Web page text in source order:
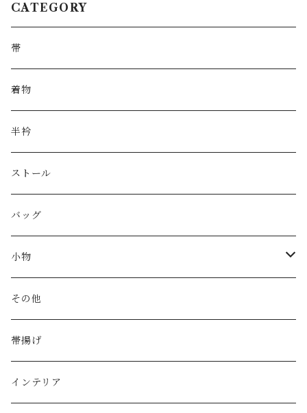
CATEGORY
帯
着物
半衿
ストール
バッグ
小物
財布
カードケース
印鑑ケース
その他
帯揚げ
インテリア